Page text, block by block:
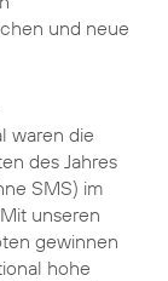
und neue
waren die
des Jahres
SMS) im
unseren
gewinnen
hohe